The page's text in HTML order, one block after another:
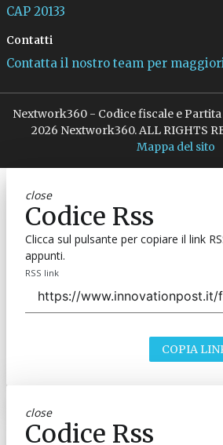
CAP 20133
Contatti
Contatta il nostro team per
Nextwork360 - Codice fiscale e
2026 Nextwork360. ALL RIGHTS
Mappa del sito
close
Codice Rss
Clicca sul pulsante per copiare il link
appunti.
RSS link
COPIA
close
Codice Rss